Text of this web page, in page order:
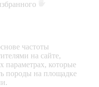
частоты
на сайте,
параметрах, которые
породы на площадке